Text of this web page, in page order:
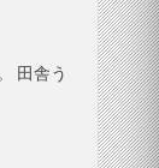
田舎う